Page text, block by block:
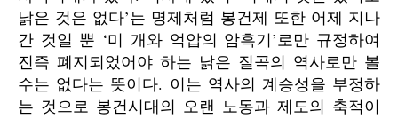
낡은 것은 없다’는 명제처럼 봉건제 또한 어제 지나
간 것일 뿐 ‘미 개와 억압의 암흑기’로만 규정하여
진즉 폐지되었어야 하는 낡은 질곡의 역사로만 볼
수는 없다는 뜻이다. 이는 역사의 계승성을 부정하
는 것으로 봉건시대의 오랜 노동과 제도의 축적이